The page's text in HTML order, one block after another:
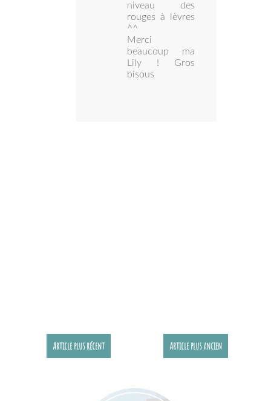
niveau des
rouges à lèvres
^^
Merci
beaucoup ma
Lily ! Gros
bisous
Article plus récent Article plus ancien